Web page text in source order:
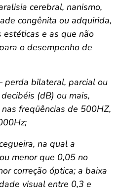
cerebral, nanismo,
congênita ou adquirida,
e as que não
o desempenho de
perda bilateral, parcial ou
(dB) ou mais,
freqüências de 500HZ,
na qual a
menor que 0,05 no
correção óptica; a baixa
visual entre 0,3 e